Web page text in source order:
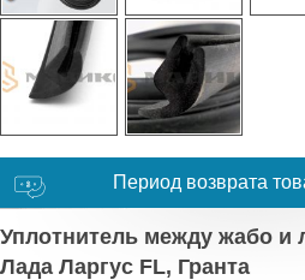
Период возврата
Уплотнитель между жабо и
Лада Ларгус FL, Гранта